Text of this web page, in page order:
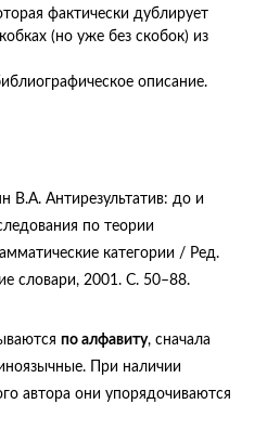
фактически дублирует
(но уже без скобок) из
описание.
В.А. Антирезультатив: до и
по теории
категории / Ред.
словари, 2001. С. 50–88.
по алфавиту, сначала
При наличии
автора они упорядочиваются